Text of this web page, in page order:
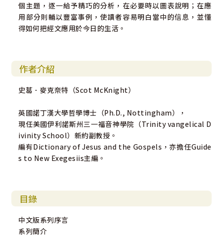
個主題，逐一給予精巧的分析，在必要時以圖表說明；在應
用部分則輔以豐富事例，使讀者容易明白當中的信息，並懂
得如何把經文應用於今日的生活。
作者介紹
史葛．麥克奈特（Scot McKnight）
英國諾丁漢大學哲學博士（Ph.D., Nottingham），
現任美國伊利諾斯州三一福音神學院（Trinity vangelical D
ivinity School）新約副教授。
編有Dictionary of Jesus and the Gospels，亦擔任Guide
s to New Exegesiis主編。
目錄
中文版系列序言
系列簡介